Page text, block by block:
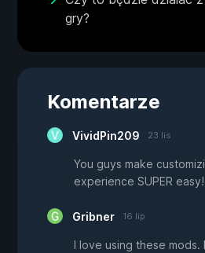
gry?
Komentarze
VividPin209 23 lis
You guys make
experience SUPER easy!
Gribner 16 lip
I love using these mods.